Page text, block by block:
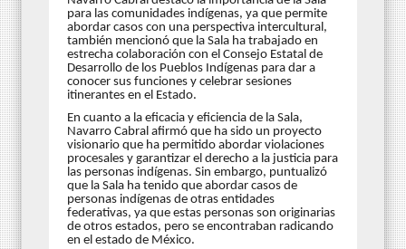
para las comunidades indígenas, ya que permite
abordar casos con una perspectiva intercultural,
también mencionó que la Sala ha trabajado en
estrecha colaboración con el Consejo Estatal de
Desarrollo de los Pueblos Indígenas para dar a
conocer sus funciones y celebrar sesiones
itinerantes en el Estado.
En cuanto a la eficacia y eficiencia de la Sala,
Navarro Cabral afirmó que ha sido un proyecto
visionario que ha permitido abordar violaciones
procesales y garantizar el derecho a la justicia para
las personas indígenas. Sin embargo, puntualizó
que la Sala ha tenido que abordar casos de
personas indígenas de otras entidades
federativas, ya que estas personas son originarias
de otros estados, pero se encontraban radicando
en el estado de México.